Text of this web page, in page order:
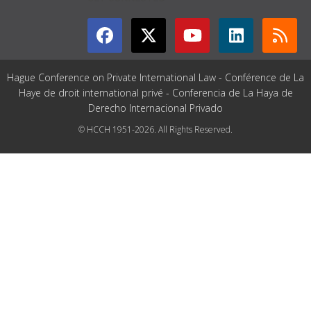
Hague Conference on Private International Law - Conférence de La
Haye de droit international privé - Conferencia de La Haya de
Derecho Internacional Privado
© HCCH 1951-2026. All Rights Reserved.